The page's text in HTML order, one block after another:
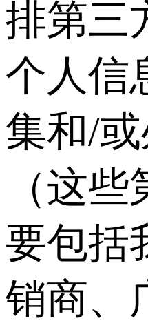
排第三
个人信
集和/
（这
要包括
销商、